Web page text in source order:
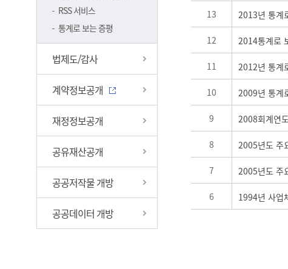
RSS 서비스
통계로 보는 증평
법제도/감사
계약정보공개
재정정보공개
공유재산공개
공공저작물 개방
공공데이터 개방
13 2013년 통계
12 2014통계로
11 2012년 통계
10 2009년 통계
9 2008회계연
8 2005년도 주
7 2005년도 주
6 1994년 사업